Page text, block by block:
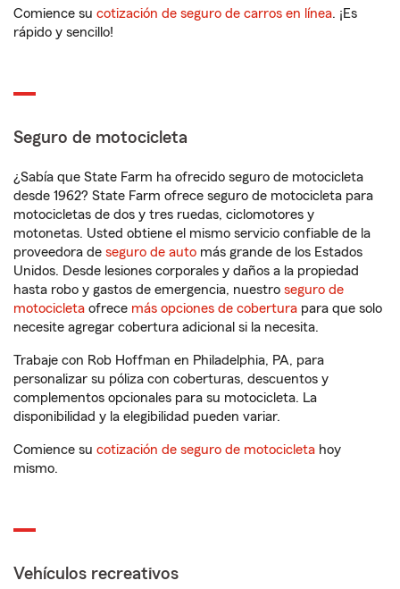
Comience su cotización de seguro de carros en línea. ¡Es
rápido y sencillo!
Seguro de motocicleta
¿Sabía que State Farm ha ofrecido seguro de motocicleta
desde 1962? State Farm ofrece seguro de motocicleta para
motocicletas de dos y tres ruedas, ciclomotores y
motonetas. Usted obtiene el mismo servicio confiable de la
proveedora de seguro de auto más grande de los Estados
Unidos. Desde lesiones corporales y daños a la propiedad
hasta robo y gastos de emergencia, nuestro seguro de
motocicleta ofrece más opciones de cobertura para que solo
necesite agregar cobertura adicional si la necesita.
Trabaje con Rob Hoffman en Philadelphia, PA, para
personalizar su póliza con coberturas, descuentos y
complementos opcionales para su motocicleta. La
disponibilidad y la elegibilidad pueden variar.
Comience su cotización de seguro de motocicleta hoy
mismo.
Vehículos recreativos